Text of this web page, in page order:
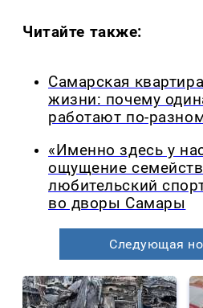
Читайте также:
Самарская
жизни: почему
работают по-
«Именно здесь у
ощущение
любительский
во дворы Самары
Следующая